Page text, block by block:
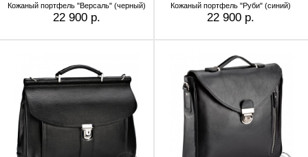
Кожаный портфель "Версаль" (черный)
22 900 р.
Кожаный портфель "Руби" (синий)
22 900 р.